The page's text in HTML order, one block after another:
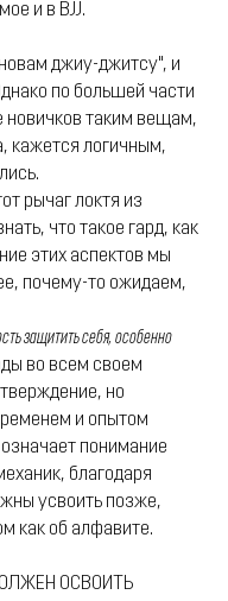
и в BJJ.
джиу-джитсу", и
по большей части
новичков таким вещам,
кажется логичным,
рычаг локтя из
что такое гард, как
этих аспектов мы
почему-то ожидаем,
защитить себя, особенно
во всем своем
но
и опытом
понимание
благодаря
усвоить позже,
как об алфавите.
ОСВОИТЬ